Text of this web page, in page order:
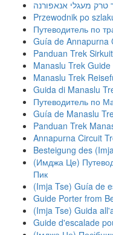
טרק מעגלי אנאפורנה
Przewodnik po
Путеводитель по
Guía de Annapurna
Panduan Trek
Manaslu Trek
Manaslu Trek
Guida di Manaslu
Путеводитель по
Guía de Manaslu
Panduan Trek
Annapurna Circuit
Besteigung des
(Имджа Це)
Пик
(Imja Tse) Guía de
Guide Porter from
(Imja Tse) Guida
Guide d'escalade